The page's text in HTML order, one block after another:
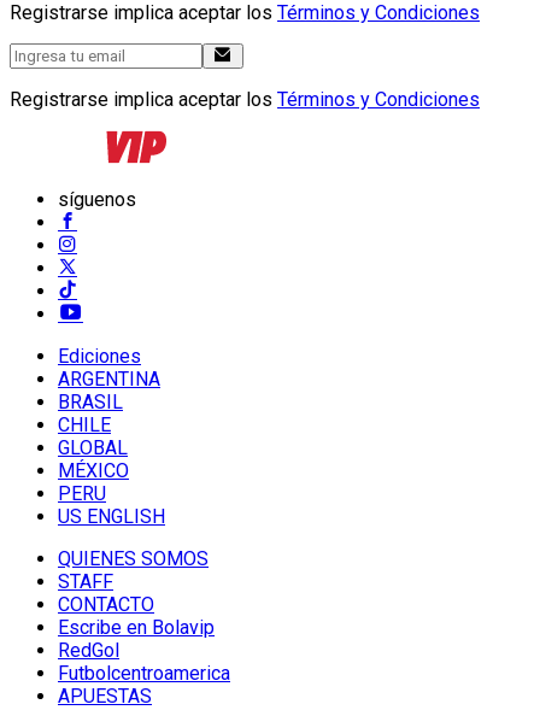
Registrarse implica aceptar los Términos y Condiciones
Registrarse implica aceptar los Términos y Condiciones
síguenos
Ediciones
ARGENTINA
BRASIL
CHILE
GLOBAL
MÉXICO
PERU
US ENGLISH
QUIENES SOMOS
STAFF
CONTACTO
Escribe en Bolavip
RedGol
Futbolcentroamerica
APUESTAS